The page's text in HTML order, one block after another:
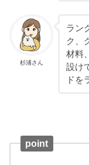
杉浦さん
ラン
ク、
材料
設け
ドを
point